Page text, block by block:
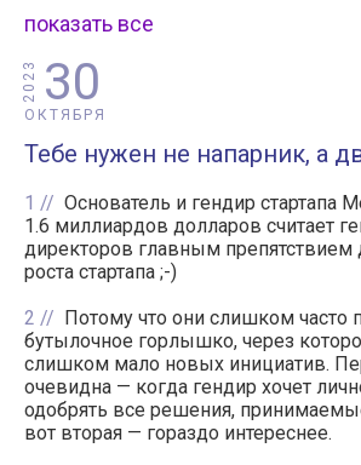
показать все
30
ОКТЯБРЯ
2023
Тебе нужен не напарник, а
1
Основатель и гендир стартапа
1.6 миллиардов долларов считает
директоров главным препятствием
роста стартапа ;-)
2
Потому что они слишком часто
бутылочное горлышко, через
слишком мало новых инициатив.
очевидна — когда гендир хочет
одобрять все решения,
вот вторая — гораздо интереснее.